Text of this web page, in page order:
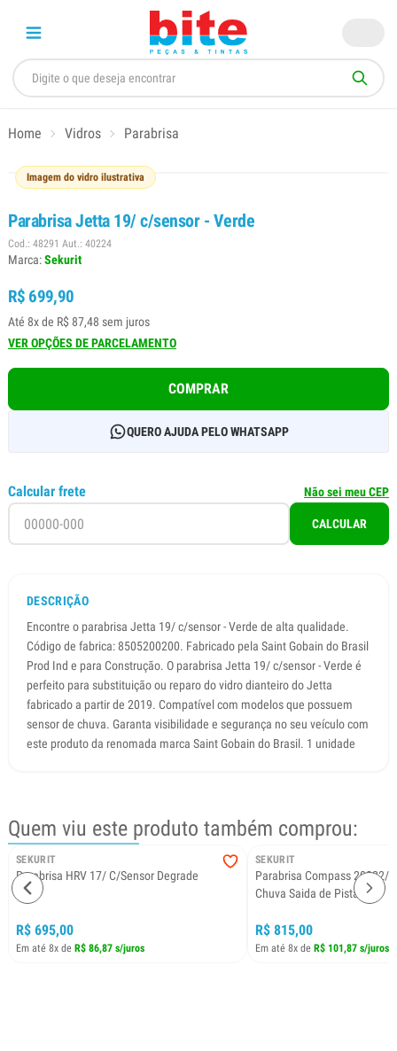
Home Vidros Parabrisa
Imagem do vidro ilustrativa
Parabrisa Jetta 19/ c/sensor - Verde
Cod.: 48291 Aut.: 40224
Marca:Sekurit
R$ 699,90
Até 8x de R$ 87,48 sem juros
VER OPÇÕES DE PARCELAMENTO
COMPRAR
QUERO AJUDA PELO WHATSAPP
Calcular frete Não sei meu CEP
CALCULAR
DESCRIÇÃO
Encontre o parabrisa Jetta 19/ c/sensor - Verde de alta qualidade.
Código de fabrica: 8505200200. Fabricado pela Saint Gobain do Brasil
Prod Ind e para Construção. O parabrisa Jetta 19/ c/sensor - Verde é
perfeito para substituição ou reparo do vidro dianteiro do Jetta
fabricado a partir de 2019. Compatível com modelos que possuem
sensor de chuva. Garanta visibilidade e segurança no seu veículo com
este produto da renomada marca Saint Gobain do Brasil. 1 unidade
Quem viu este produto também comprou:
SEKURIT
Parabrisa HRV 17/ C/Sensor Degrade
R$ 695,00
Em até 8x de R$ 86,87 s/juros
SEKURIT
Parabrisa Compass 20222/
Chuva Saida de Pista
R$ 815,00
Em até 8x de R$ 101,87 s/juros